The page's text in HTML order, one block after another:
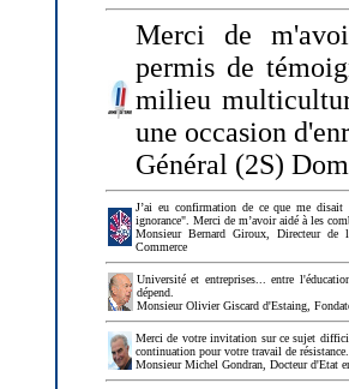
Merci de
permis de
milieu
une occasion
Général (2S)
J’ai eu confirmation de ce que me disait
ignorance". Merci de m’avoir aidé à les
Monsieur Bernard Giroux, Directeur de
Commerce
Université et entreprises... entre
dépend.
Monsieur Olivier Giscard d'Estaing,
Merci de votre invitation sur ce sujet
continuation pour votre travail de
Monsieur Michel Gondran, Docteur d'Etat